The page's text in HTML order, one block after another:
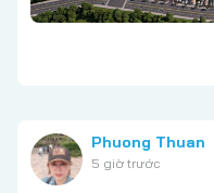
Phuong Thuan
5 giờ trước